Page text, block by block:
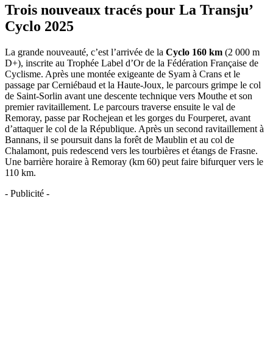
Trois nouveaux tracés pour La Transju’
Cyclo 2025
La grande nouveauté, c’est l’arrivée de la Cyclo 160 km (2 000 m
D+), inscrite au Trophée Label d’Or de la Fédération Française de
Cyclisme. Après une montée exigeante de Syam à Crans et le
passage par Cerniébaud et la Haute-Joux, le parcours grimpe le col
de Saint-Sorlin avant une descente technique vers Mouthe et son
premier ravitaillement. Le parcours traverse ensuite le val de
Remoray, passe par Rochejean et les gorges du Fourperet, avant
d’attaquer le col de la République. Après un second ravitaillement à
Bannans, il se poursuit dans la forêt de Maublin et au col de
Chalamont, puis redescend vers les tourbières et étangs de Frasne.
Une barrière horaire à Remoray (km 60) peut faire bifurquer vers le
110 km.
- Publicité -